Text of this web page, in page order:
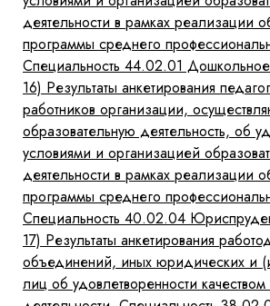
деятельности в рамках реализации
программы среднего
Специальность 44.02.01
16) Результаты анкетирования
работников организации,
образовательную деятельность, об
условиями и организацией
деятельности в рамках реализации
программы среднего
Специальность 40.02.04
17) Результаты анкетирования
объединений, иных юридических и
лиц об удовлетворенности